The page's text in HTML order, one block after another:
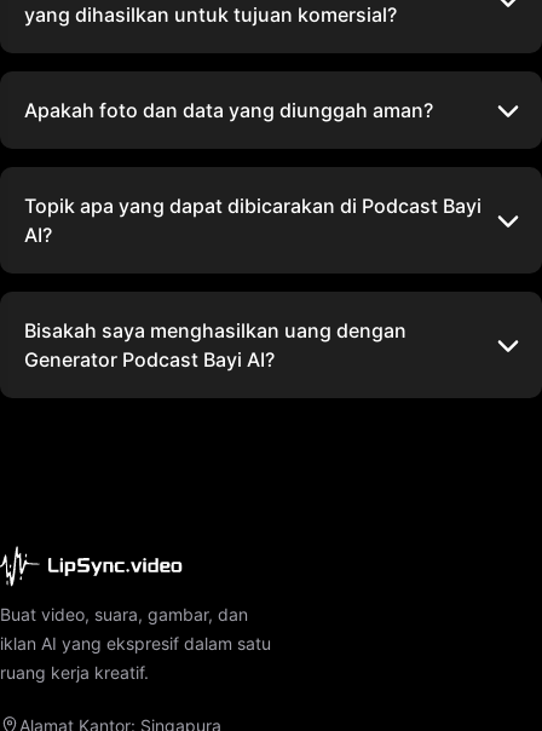
yang dihasilkan untuk tujuan komersial?
Apakah foto dan data yang diunggah aman?
Topik apa yang dapat dibicarakan di Podcast Bayi
AI?
Bisakah saya menghasilkan uang dengan
Generator Podcast Bayi AI?
Buat video, suara, gambar, dan
iklan AI yang ekspresif dalam satu
ruang kerja kreatif.
Alamat Kantor: Singapura